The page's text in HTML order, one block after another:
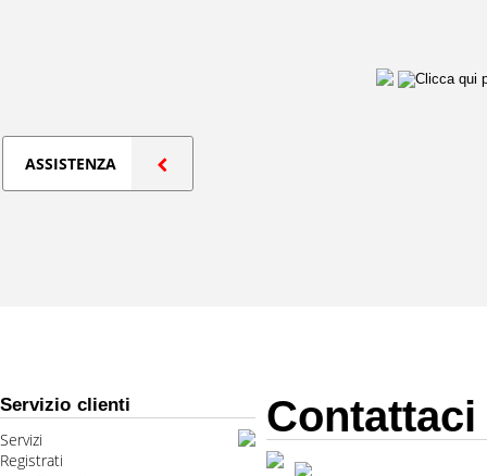
ASSISTENZA
Servizio clienti
Servizi
Registrati
Contattaci